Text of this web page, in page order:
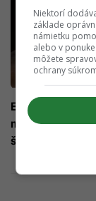
Expert na AI:
morálku,
šupu a zarábam
Niektorí
základe
námietku
alebo v
môžete
ochrany